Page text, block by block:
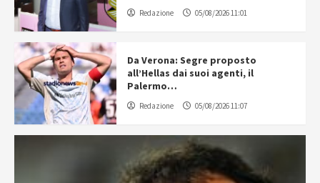
Redazione 05/08/2026 11:01
Da Verona: Segre proposto
all’Hellas dai suoi agenti, il
Palermo…
Redazione 05/08/2026 11:07